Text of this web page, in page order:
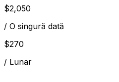
$2,050
/ O singură dată
$270
/ Lunar